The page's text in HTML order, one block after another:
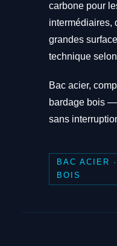
carbone pour
intermédiaires,
grandes
technique
Bac acier,
bardage bois
sans
BAC ACIER
BOIS